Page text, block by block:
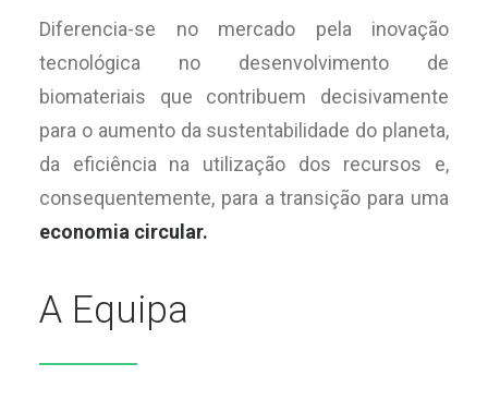
Diferencia-se no mercado pela inovação
tecnológica no desenvolvimento de
biomateriais que contribuem decisivamente
para o aumento da sustentabilidade do planeta,
da eficiência na utilização dos recursos e,
consequentemente, para a transição para uma
economia circular.
A Equipa